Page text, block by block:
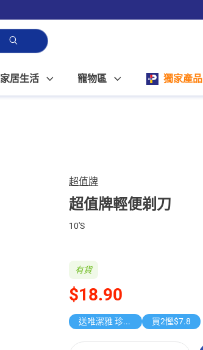
家居生活 寵物區 獨家產品
超值牌
超值牌輕便剃刀
10'S
$18.90
有貨
送唯潔雅 珍寶紙手巾 買2慳$7.8